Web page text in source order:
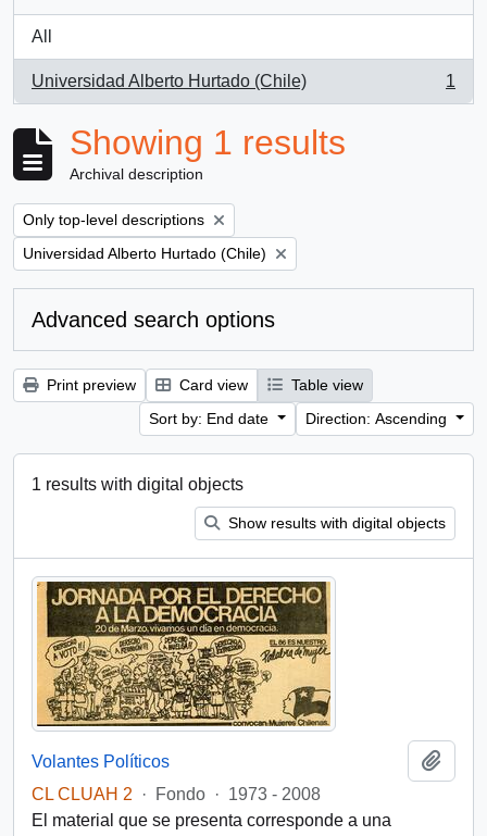
All
Universidad Alberto Hurtado (Chile)
, 1 results
1
Showing 1 results
Archival description
Remove filter:
Only top-level descriptions
Remove filter:
Universidad Alberto Hurtado (Chile)
Advanced search options
Print preview Card view
Table view
Sort by: End date
Direction: Ascending
1 results with digital objects
Show results with digital objects
Volantes Políticos
CL CLUAH 2
· Fondo · 1973 - 2008
El material que se presenta corresponde a una